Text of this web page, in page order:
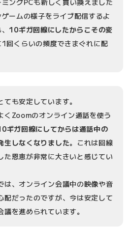
ングPCも新しく買い換えました
ームの様子をライブ配信するよ
10ギガ回線にしたからこその変
1回くらいの頻度できまぐれに配
ても安定しています。
くZoomのオンライン通話を使う
ギガ回線にしてからは通話中の
生しなくなりました。これは回線
た恩恵が非常に大きいと感じてい
は、オンライン会議中の映像や音
配だったのですが、今は安定して
議を進められています。